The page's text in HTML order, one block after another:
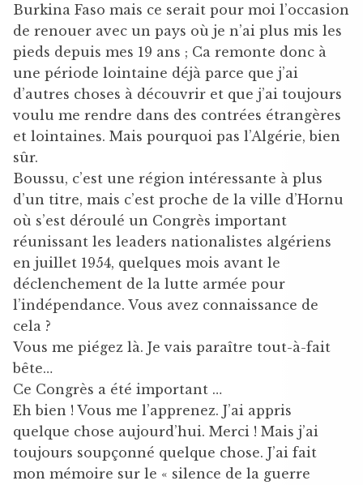
Burkina Faso mais ce serait pour moi l’occasion
de renouer avec un pays où je n’ai plus mis les
pieds depuis mes 19 ans ; Ca remonte donc à
une période lointaine déjà parce que j’ai
d’autres choses à découvrir et que j’ai toujours
voulu me rendre dans des contrées étrangères
et lointaines. Mais pourquoi pas l’Algérie, bien
sûr.
Boussu, c’est une région intéressante à plus
d’un titre, mais c’est proche de la ville d’Hornu
où s’est déroulé un Congrès important
réunissant les leaders nationalistes algériens
en juillet 1954, quelques mois avant le
déclenchement de la lutte armée pour
l’indépendance. Vous avez connaissance de
cela ?
Vous me piégez là. Je vais paraître tout-à-fait
bête…
Ce Congrès a été important …
Eh bien ! Vous me l’apprenez. J’ai appris
quelque chose aujourd’hui. Merci ! Mais j’ai
toujours soupçonné quelque chose. J’ai fait
mon mémoire sur le « silence de la guerre